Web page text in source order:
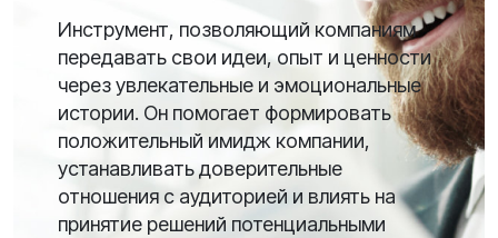
Инструмент, позволяющий компаниям
передавать свои идеи, опыт и ценности
через увлекательные и эмоциональные
истории. Он помогает формировать
положительный имидж компании,
устанавливать доверительные
отношения с аудиторией и влиять на
принятие решений потенциальными